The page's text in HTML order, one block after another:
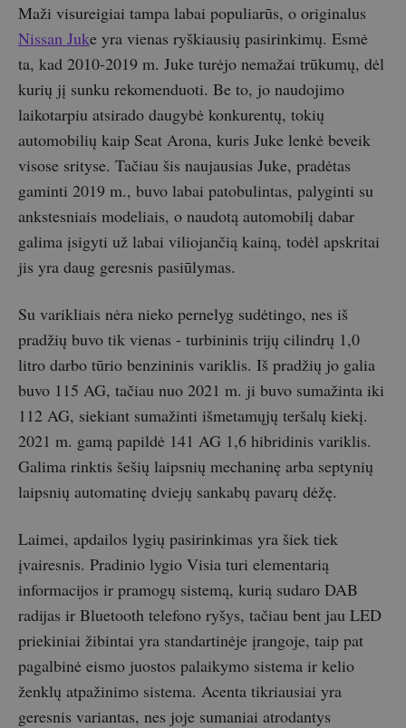
Maži visureigiai tampa labai populiarūs, o originalus
Nissan Juke yra vienas ryškiausių pasirinkimų. Esmė
ta, kad 2010-2019 m. Juke turėjo nemažai trūkumų, dėl
kurių jį sunku rekomenduoti. Be to, jo naudojimo
laikotarpiu atsirado daugybė konkurentų, tokių
automobilių kaip Seat Arona, kuris Juke lenkė beveik
visose srityse. Tačiau šis naujausias Juke, pradėtas
gaminti 2019 m., buvo labai patobulintas, palyginti su
ankstesniais modeliais, o naudotą automobilį dabar
galima įsigyti už labai viliojančią kainą, todėl apskritai
jis yra daug geresnis pasiūlymas.
Su varikliais nėra nieko pernelyg sudėtingo, nes iš
pradžių buvo tik vienas - turbininis trijų cilindrų 1,0
litro darbo tūrio benzininis variklis. Iš pradžių jo galia
buvo 115 AG, tačiau nuo 2021 m. ji buvo sumažinta iki
112 AG, siekiant sumažinti išmetamųjų teršalų kiekį.
2021 m. gamą papildė 141 AG 1,6 hibridinis variklis.
Galima rinktis šešių laipsnių mechaninę arba septynių
laipsnių automatinę dviejų sankabų pavarų dėžę.
Laimei, apdailos lygių pasirinkimas yra šiek tiek
įvairesnis. Pradinio lygio Visia turi elementarią
informacijos ir pramogų sistemą, kurią sudaro DAB
radijas ir Bluetooth telefono ryšys, tačiau bent jau LED
priekiniai žibintai yra standartinėje įrangoje, taip pat
pagalbinė eismo juostos palaikymo sistema ir kelio
ženklų atpažinimo sistema. Acenta tikriausiai yra
geresnis variantas, nes joje sumaniai atrodantys